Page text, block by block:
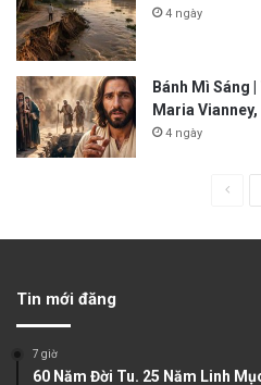
4 ngày
Bánh Mì Sáng
Maria
4 ngày
u
Tin mới đăng
7 giờ
60 Năm Đời Tu. 25 Năm Linh